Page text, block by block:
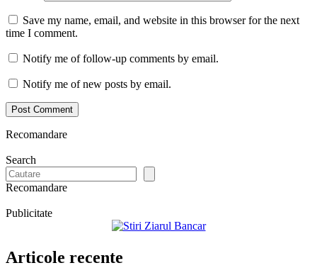
Save my name, email, and website in this browser for the next
time I comment.
Notify me of follow-up comments by email.
Notify me of new posts by email.
Recomandare
Search
Recomandare
Publicitate
Articole recente